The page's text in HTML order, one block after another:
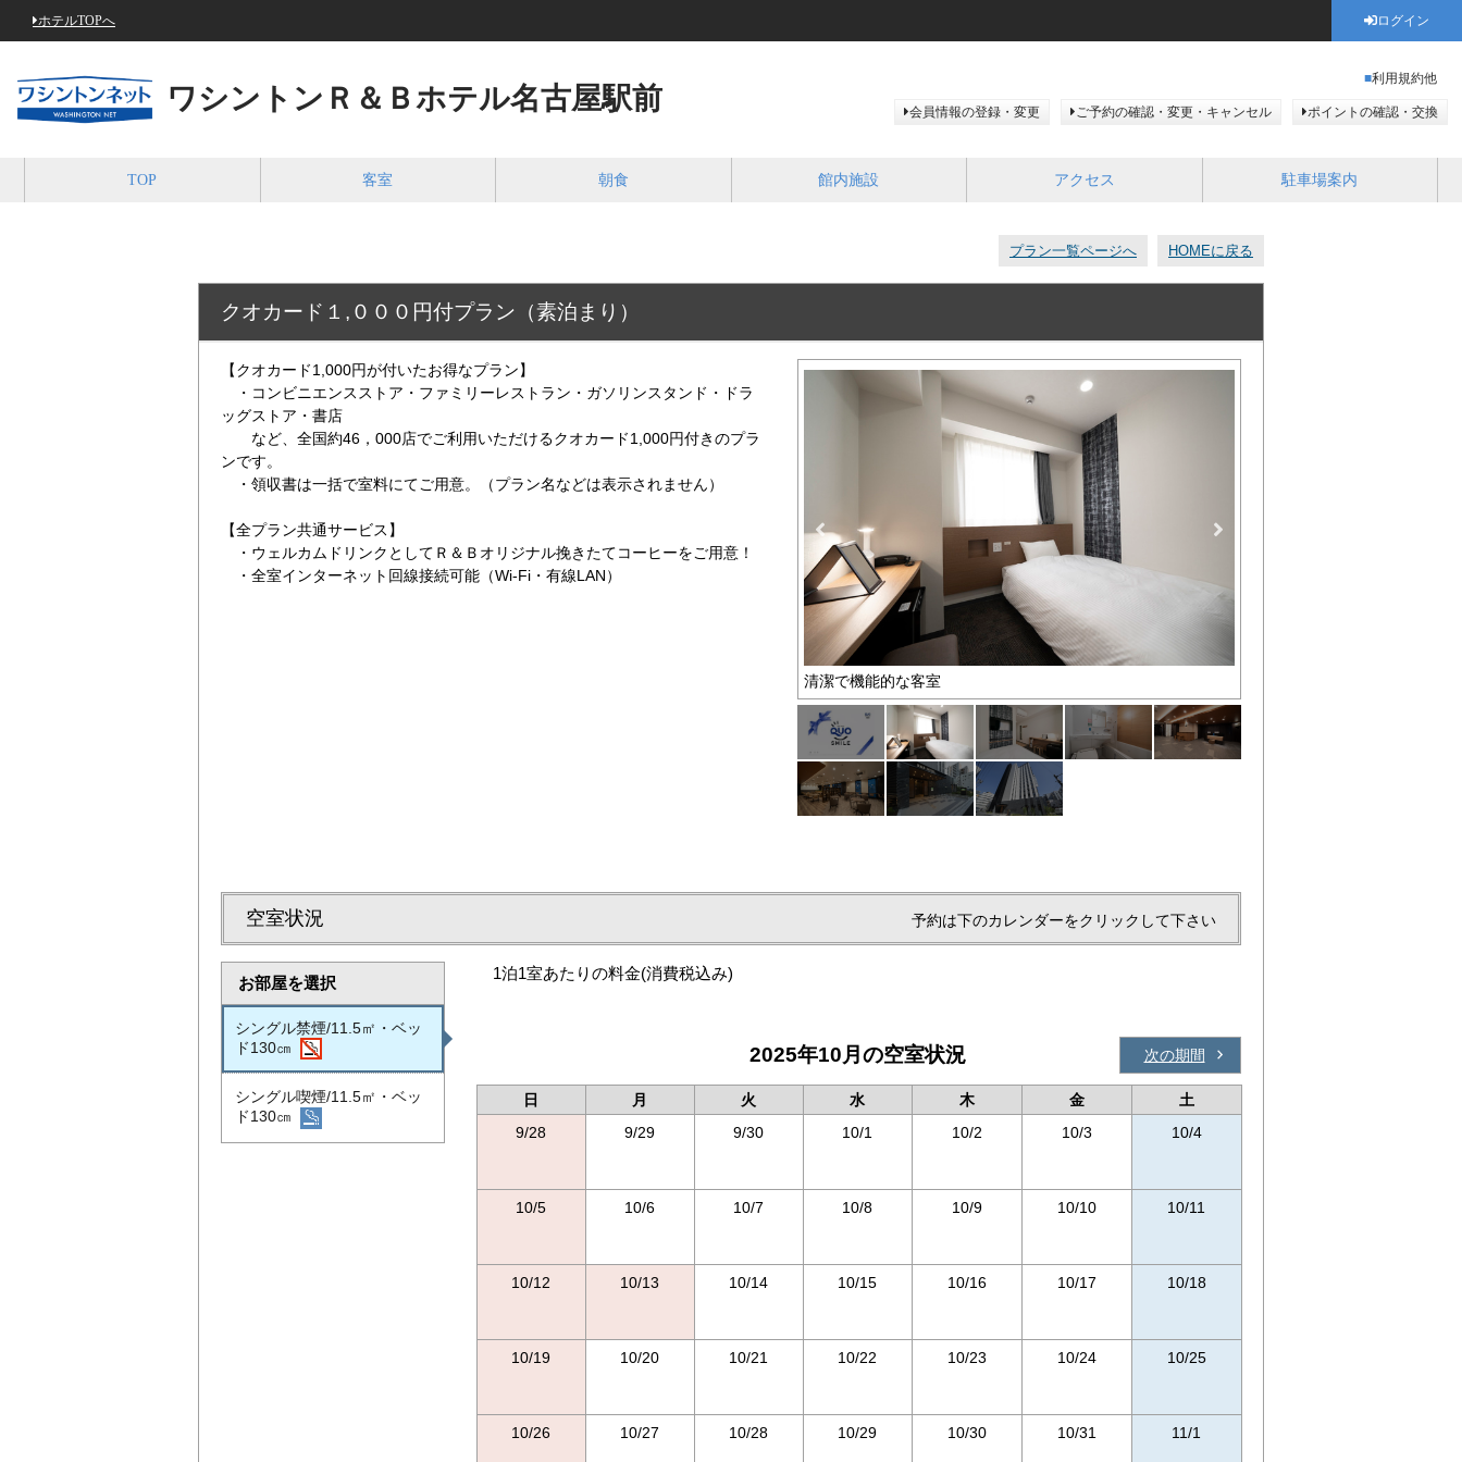
ホテルTOPへ ログイン
ワシントンＲ＆Ｂホテル名古屋駅前
利用規約他
会員情報の登録・変更 ご予約の確認・変更・キャンセル ポイントの確認・交換
TOP 客室 朝食 館内施設 アクセス 駐車場案内
プラン一覧ページへ HOMEに戻る
クオカード１,０００円付プラン（素泊まり）
【クオカード1,000円が付いたお得なプラン】
・コンビニエンスストア・ファミリーレストラン・ガソリンスタンド・ドラ
ッグストア・書店
など、全国約46，000店でご利用いただけるクオカード1,000円付きのプラ
ンです。
・領収書は一括で室料にてご用意。（プラン名などは表示されません）
【全プラン共通サービス】
・ウェルカムドリンクとしてＲ＆Ｂオリジナル挽きたてコーヒーをご用意！
・全室インターネット回線接続可能（Wi-Fi・有線LAN）
清潔で機能的な客室
空室状況 予約は下のカレンダーをクリックして下さい
お部屋を選択
シングル禁煙/11.5㎡・ベッ
ド130㎝
シングル喫煙/11.5㎡・ベッ
ド130㎝
1泊1室あたりの料金(消費税込み)
2025年10月の空室状況 次の期間
日 月 火 水 木 金
土
9/28
9/29 9/30 10/1 10/2 10/3 10/4
10/5 10/6 10/7 10/8 10/9 10/10 10/11
10/12 10/13 10/14 10/15 10/16 10/17 10/18
10/19 10/20 10/21 10/22 10/23 10/24 10/25
10/26 10/27 10/28 10/29 10/30 10/31 11/1